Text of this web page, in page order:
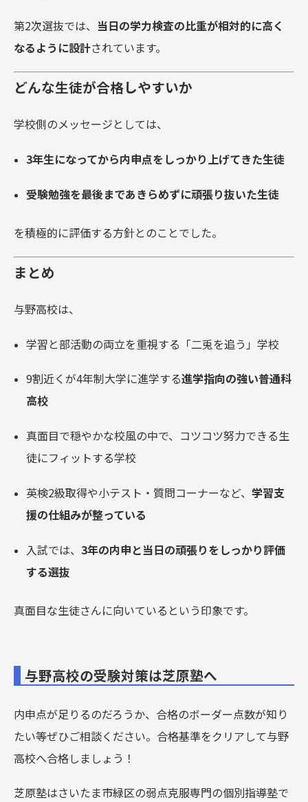
第2次選抜では、 当日の学力検査の比重が相対的に高く
なるように設計されています。
どんな生徒が合格しやすいか
学校側のメッセージとしては、
3年生になってから内申点をしっかり上げてきた生徒
受験勉強を最後まであきらめずに頑張り抜いた生徒
を積極的に評価する方針とのことでした。
まとめ
与野高校は、
学習と部活動の両立を重視する「二兎を追う」学校
9割近くが4年制大学に進学する進学指向の強い普通科
高校
真面目で穏やかな校風の中で、コツコツ努力できる生
徒にフィットする学校
英検2級取得や小テスト・質問コーナーなど、学習支
援の仕組みが整っている
入試では、3年の内申と当日の頑張りをしっかり評価
する選抜
真面目な生徒さんに向いているという印象です。
与野高校の受験対策は芝原塾へ
内申点が足りるのだろうか、合格のボーダー点数が知り
たい等ぜひご相談ください。合格基準をクリアして与野
高校へ合格しましょう！
芝原塾はさいたま市緑区の弱点克服専門の個別指導塾で